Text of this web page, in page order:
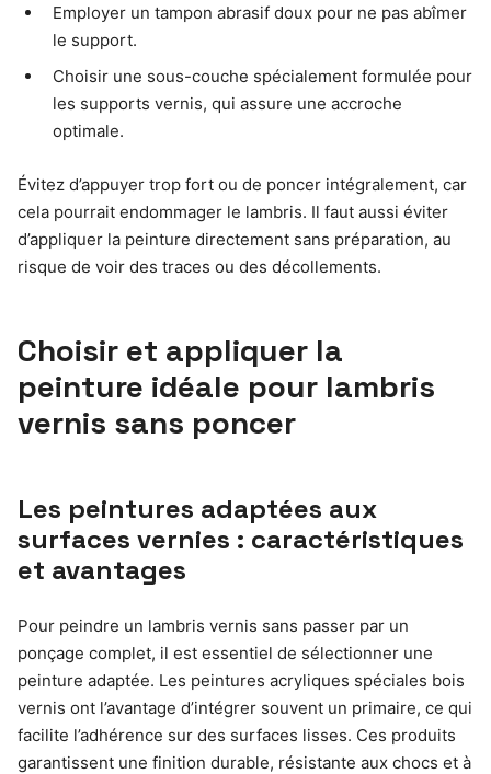
Employer un tampon abrasif doux pour ne pas abîmer
le support.
Choisir une sous-couche spécialement formulée pour
les supports vernis, qui assure une accroche
optimale.
Évitez d’appuyer trop fort ou de poncer intégralement, car
cela pourrait endommager le lambris. Il faut aussi éviter
d’appliquer la peinture directement sans préparation, au
risque de voir des traces ou des décollements.
Choisir et appliquer la
peinture idéale pour lambris
vernis sans poncer
Les peintures adaptées aux
surfaces vernies : caractéristiques
et avantages
Pour peindre un lambris vernis sans passer par un
ponçage complet, il est essentiel de sélectionner une
peinture adaptée. Les peintures acryliques spéciales bois
vernis ont l’avantage d’intégrer souvent un primaire, ce qui
facilite l’adhérence sur des surfaces lisses. Ces produits
garantissent une finition durable, résistante aux chocs et à